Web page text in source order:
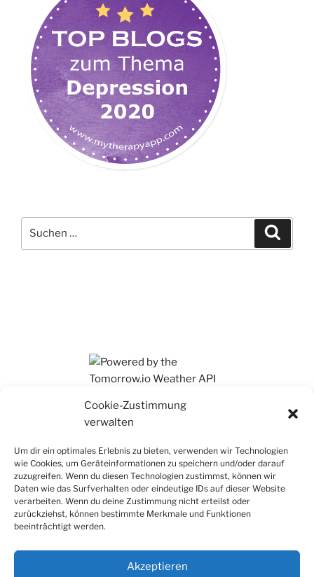
Cookie-Zustimmung
verwalten
Um dir ein optimales Erlebnis zu bieten, verwenden wir Technologien
wie Cookies, um Geräteinformationen zu speichern und/oder darauf
zuzugreifen. Wenn du diesen Technologien zustimmst, können wir
Daten wie das Surfverhalten oder eindeutige IDs auf dieser Website
verarbeiten. Wenn du deine Zustimmung nicht erteilst oder
zurückziehst, können bestimmte Merkmale und Funktionen
beeinträchtigt werden.
Akzeptieren
nach: